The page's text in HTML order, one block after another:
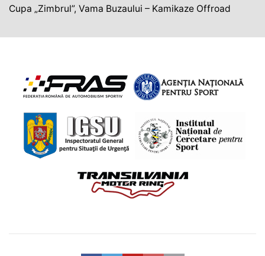
Cupa „Zimbrul”, Vama Buzaului – Kamikaze Offroad